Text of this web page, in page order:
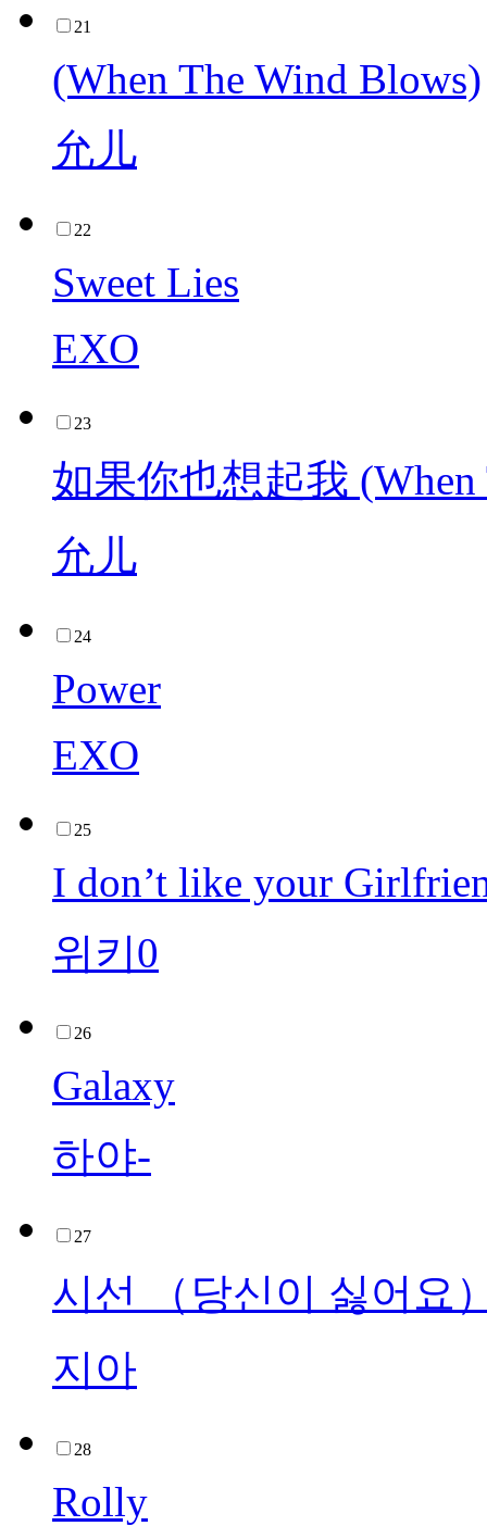
21
(When The Wind Blows)
允儿
22
Sweet Lies
EXO
23
如果你也想起我 (When
允儿
24
Power
EXO
25
I don’t like your
위키0
26
Galaxy
하야-
27
시선 （당신이 싫어요
지아
28
Rolly